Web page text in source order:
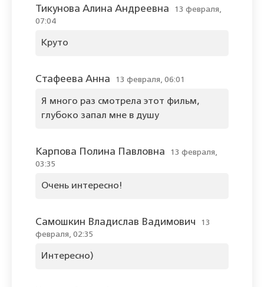
Тикунова Алина Андреевна
13 февраля,
07:04
Круто
Стафеева Анна 13 февраля, 06:01
Я много раз смотрела этот фильм,
глубоко запал мне в душу
Карпова Полина Павловна
13 февраля,
03:35
Очень интересно!
Самошкин Владислав Вадимович
13
февраля, 02:35
Интересно)